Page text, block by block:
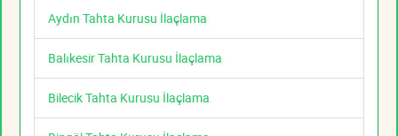
Aydın Tahta Kurusu İlaçlama
Balıkesir Tahta Kurusu İlaçlama
Bilecik Tahta Kurusu İlaçlama